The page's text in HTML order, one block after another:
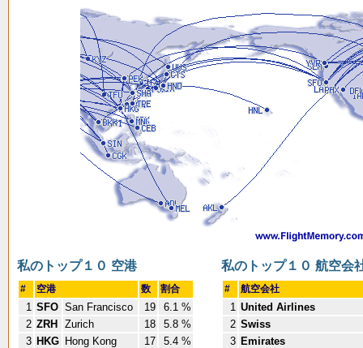
私のトップ１０ 空港
# 空港 数 割合
1 SFO San Francisco 19
6.1 %
2 ZRH Zurich 18
5.8 %
3 HKG Hong Kong 17
5.4 %
私のトップ１０ 航空会
# 航空会社
1 United Airlines
2 Swiss
3 Emirates